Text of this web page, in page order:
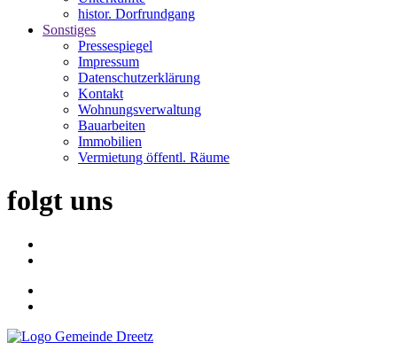
histor. Dorfrundgang
Sonstiges
Pressespiegel
Impressum
Datenschutzerklärung
Kontakt
Wohnungsverwaltung
Bauarbeiten
Immobilien
Vermietung öffentl. Räume
folgt uns